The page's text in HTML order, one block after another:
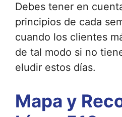
Debes tener en
principios de cada
cuando los clientes
de tal modo si no
eludir estos días.
Mapa y